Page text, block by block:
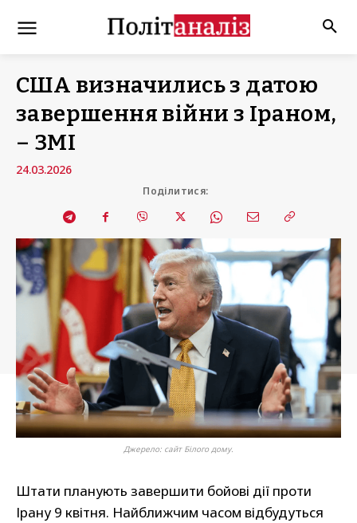
США визначились з датою
завершення війни з Іраном,
– ЗМІ
24.03.2026
Поділитися:
Джерело: сайт Білого дому.
Штати планують завершити бойові дії проти
Ірану 9 квітня. Найближчим часом відбудуться